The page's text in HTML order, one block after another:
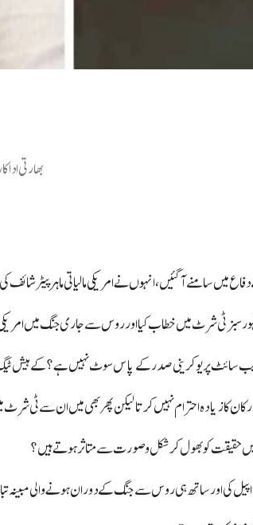
بھارتی
سامنے آگئیں،انہوں نے امریکی مالیاتی ماہر پیٹر شائف کی
سبز ٹی شرٹ میں خطاب کیا اور روس سے جاری جنگ میں
ویب سائٹ پر یوکرینی صدر کے پاس سوٹ نہیں ہے؟ کے ہیش
کا زیادہ احترام نہیں کرتا لیکن پھر بھی میں ان سے ٹی
حقیقت کو بھول کر شکل و صورت سے متاثر ہوتے ہیں؟
اور ساتھ ہی روس سے جنگ کے دوران ہونے والی مبینہ تباہی